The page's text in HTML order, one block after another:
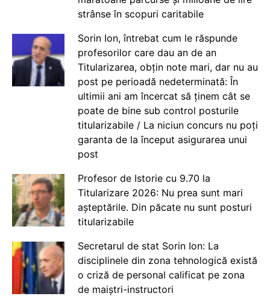
strânse în scopuri caritabile
Sorin Ion, întrebat cum le răspunde
profesorilor care dau an de an
Titularizarea, obțin note mari, dar nu au
post pe perioadă nedeterminată: În
ultimii ani am încercat să ținem cât se
poate de bine sub control posturile
titularizabile / La niciun concurs nu poți
garanta de la început asigurarea unui
post
Profesor de Istorie cu 9.70 la
Titularizare 2026: Nu prea sunt mari
așteptările. Din păcate nu sunt posturi
titularizabile
Secretarul de stat Sorin Ion: La
disciplinele din zona tehnologică există
o criză de personal calificat pe zona
de maiștri-instructori